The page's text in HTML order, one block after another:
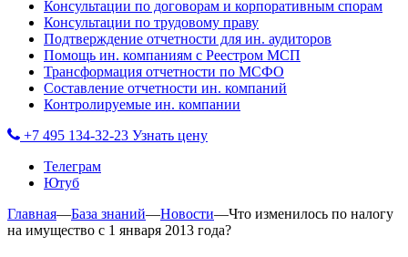
Консультации по договорам и корпоративным спорам
Консультации по трудовому праву
Подтверждение отчетности для ин. аудиторов
Помощь ин. компаниям с Реестром МСП
Трансформация отчетности по МСФО
Составление отчетности ин. компаний
Контролируемые ин. компании
+7 495 134-32-23 Узнать цену
Телеграм
Ютуб
Главная—База знаний—Новости—Что изменилось по налогу
на имущество с 1 января 2013 года?